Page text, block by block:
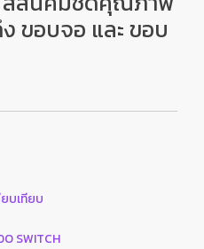
ขอบจอ และ ขอบ
บเทียบ
SWITCH